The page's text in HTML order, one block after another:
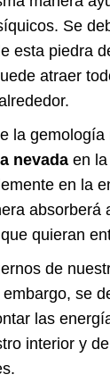
Se
esta piedra
atraer
la gemología
nevada en
en la
absorberá
quieran
de
se
las
interior y